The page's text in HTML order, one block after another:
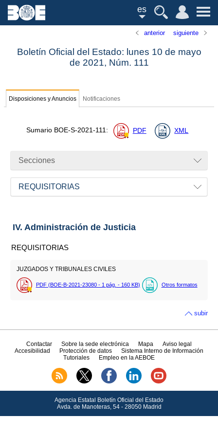
es
anterior siguiente
Boletín Oficial del Estado: lunes 10 de mayo
de 2021, Núm. 111
Disposiciones y Anuncios Notificaciones
Sumario BOE-S-2021-111: PDF XML
Secciones
REQUISITORIAS
IV. Administración de Justicia
REQUISITORIAS
JUZGADOS Y TRIBUNALES CIVILES
PDF (BOE-B-2021-23080 - 1 pág. - 160 KB) Otros formatos
subir
Contactar Sobre la sede electrónica Mapa
Aviso legal
Accesibilidad
Protección de datos
Sistema Interno de Información
Tutoriales
Empleo en la AEBOE
Agencia Estatal Boletín Oficial del Estado
Avda.de Manoteras, 54 - 28050 Madrid